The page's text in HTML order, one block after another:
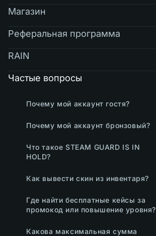
Магазин
Реферальная программа
RAIN
Частые вопросы
Почему мой аккаунт гостя?
Почему мой аккаунт бронзовый?
Что такое STEAM GUARD IS IN
HOLD?
Как вывести скин из инвентаря?
Где найти бесплатные кейсы за
промокод или повышение уровня?
Какова максимальная сумма